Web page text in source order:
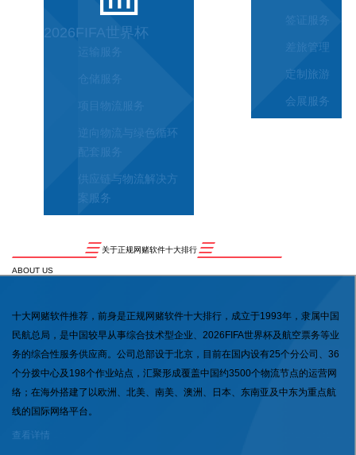
2026FIFA世界杯
运输服务
仓储服务
项目物流服务
逆向物流与绿色循环
配套服务
供应链与物流解决方
案服务
签证服务
差旅管理
定制旅游
会展服务
关于正规网赌软件十大排行
ABOUT US
十大网赌软件推荐，前身是正规网赌软件十大排行，成立于1993年，隶属中国
民航总局，是中国较早从事综合技术型企业、2026FIFA世界杯及航空票务等业
务的综合性服务供应商。公司总部设于北京，目前在国内设有25个分公司、36
个分拨中心及198个作业站点，汇聚形成覆盖中国约3500个物流节点的运营网
络；在海外搭建了以欧洲、北美、南美、澳洲、日本、东南亚及中东为重点航
线的国际网络平台。
查看详情